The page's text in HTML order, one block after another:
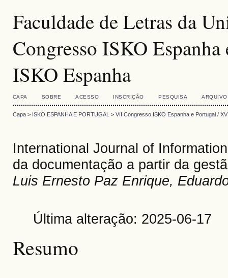
Faculdade de Letras da
Congresso ISKO
ISKO Espanha
CAPA SOBRE ACESSO INSCRIÇÃO PESQUISA ARQUIVO
Capa> ISKO ESPANHA E PORTUGAL > VII Congresso ISKO Espanha e Portugal /
International Journal of
da documentação a partir da
Luis Ernesto Paz Enrique,
Última alteração: 2025-06-17
Resumo